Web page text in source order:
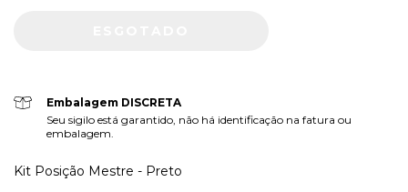
Embalagem DISCRETA
Seu sigilo está garantido, não há identificação na fatura ou
embalagem.
Kit Posição Mestre - Preto